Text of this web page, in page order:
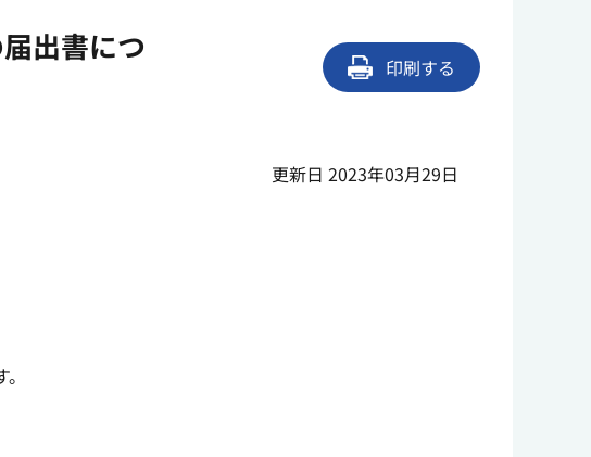
出書につ
印刷する
更新日 2023年03月29日